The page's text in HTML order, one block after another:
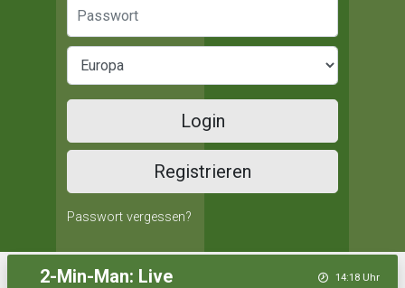
Login
Registrieren
Passwort vergessen?
2-Min-Man: Live 14:18 Uhr